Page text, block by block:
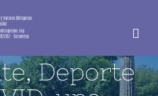
Deporte